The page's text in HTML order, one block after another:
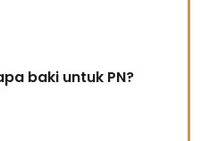
baki untuk PN?